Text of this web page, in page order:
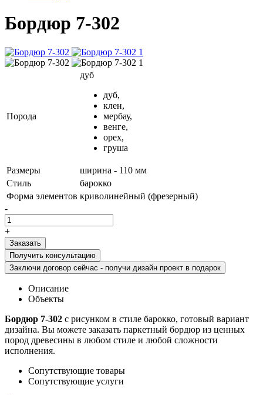
Бордюр 7-302
Порода
дуб
дуб,
клен,
мербау,
венге,
орех,
груша
Размеры
ширина - 110 мм
Стиль
барокко
Форма элементов криволинейный (фрезерный)
-
+
Получить консультацию
Заключи договор сейчас - получи дизайн проект в подарок
Описание
Объекты
Бордюр 7-302 с рисунком в стиле барокко, готовый вариант
дизайна. Вы можете заказать паркетный бордюр из ценных
пород древесины в любом стиле и любой сложности
исполнения.
Сопутствующие товары
Сопутствующие услуги